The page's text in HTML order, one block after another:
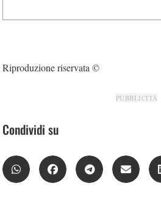
Riproduzione riservata ©
PUBBLICITÀ
Condividi su